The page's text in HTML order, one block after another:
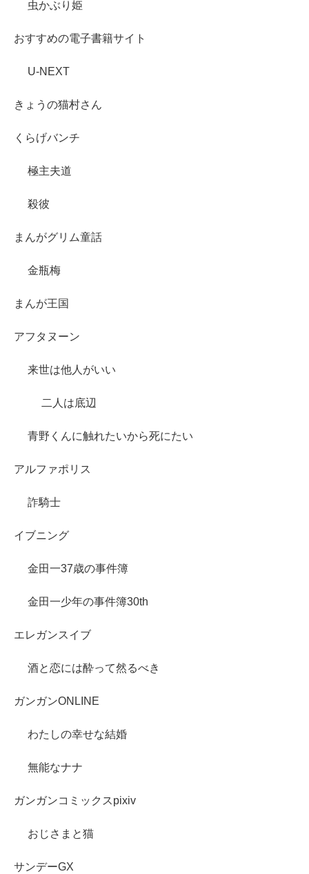
虫かぶり姫
おすすめの電子書籍サイト
U-NEXT
きょうの猫村さん
くらげバンチ
極主夫道
殺彼
まんがグリム童話
金瓶梅
まんが王国
アフタヌーン
来世は他人がいい
二人は底辺
青野くんに触れたいから死にたい
アルファポリス
詐騎士
イブニング
金田一37歳の事件簿
金田一少年の事件簿30th
エレガンスイブ
酒と恋には酔って然るべき
ガンガンONLINE
わたしの幸せな結婚
無能なナナ
ガンガンコミックスpixiv
おじさまと猫
サンデーGX